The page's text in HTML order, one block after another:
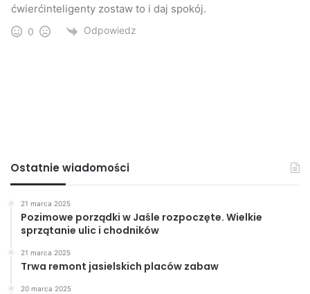
ćwierćinteligenty zostaw to i daj spokój.
0 Odpowiedz
Ostatnie wiadomości
21 marca 2025
Pozimowe porządki w Jaśle rozpoczęte. Wielkie
sprzątanie ulic i chodników
21 marca 2025
Trwa remont jasielskich placów zabaw
20 marca 2025